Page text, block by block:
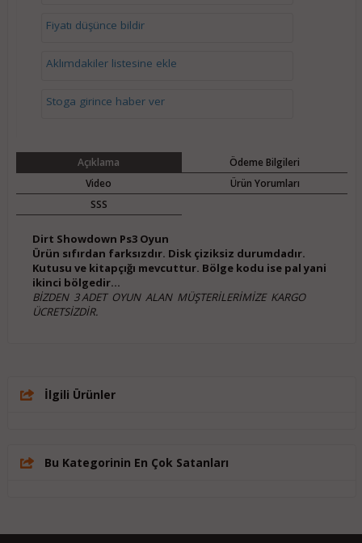
Fiyatı düşünce bildir
Aklımdakiler listesine ekle
Stoga girince haber ver
Açıklama
Ödeme Bilgileri
Video
Ürün Yorumları
SSS
Dirt Showdown Ps3 Oyun
Ürün sıfırdan farksızdır. Disk çiziksiz durumdadır.
Kutusu ve kitapçığı mevcuttur. Bölge kodu ise pal yani
ikinci bölgedir...
BİZDEN 3 ADET OYUN ALAN MÜŞTERİLERİMİZE KARGO
ÜCRETSİZDİR.
İlgili Ürünler
Bu Kategorinin En Çok Satanları